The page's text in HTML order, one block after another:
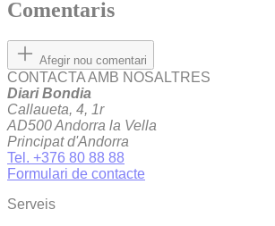
Comentaris
Afegir nou comentari
CONTACTA AMB NOSALTRES
Diari Bondia
Callaueta, 4, 1r
AD500 Andorra la Vella
Principat d'Andorra
Tel. +376 80 88 88
Formulari de contacte
Serveis